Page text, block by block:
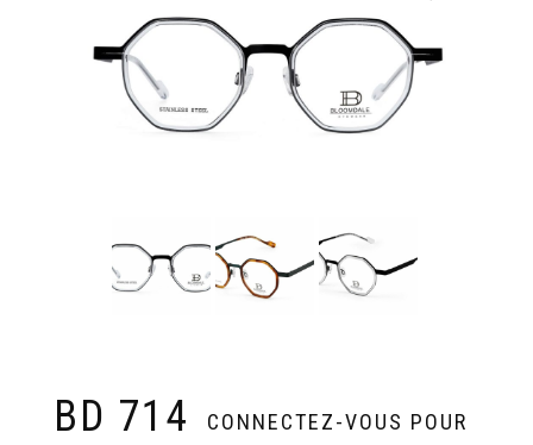
BD 714
CONNECTEZ-VOUS POUR